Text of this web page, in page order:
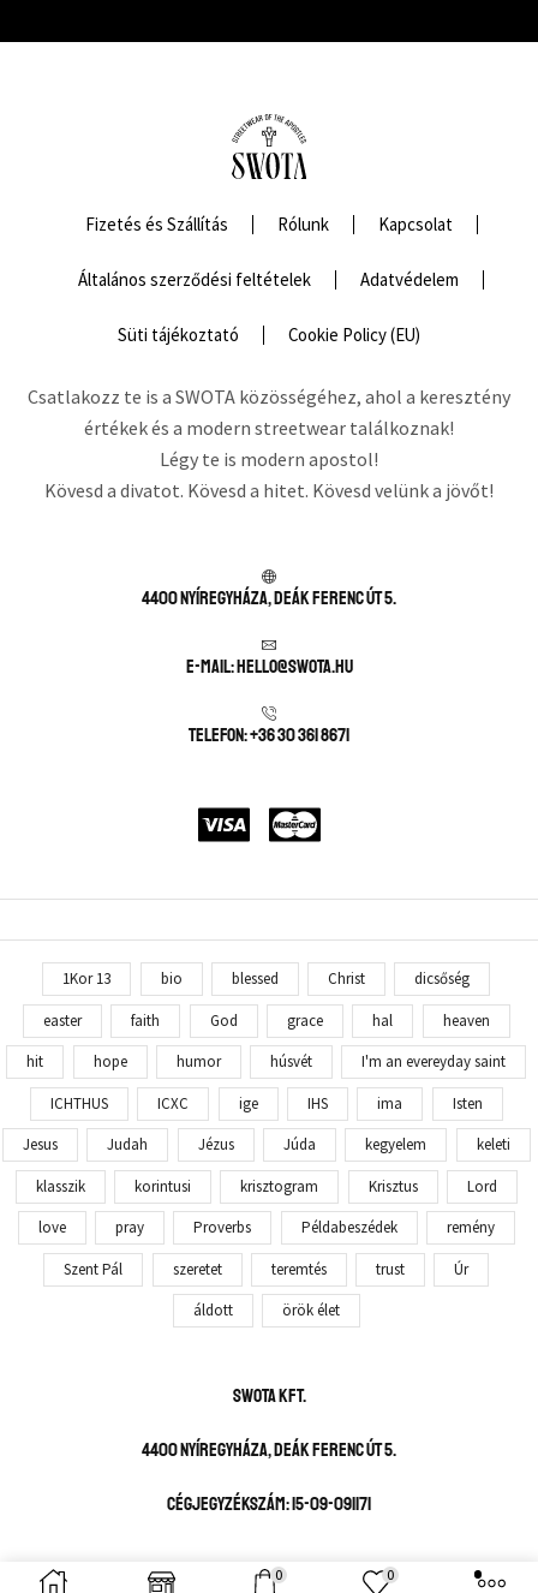
Fizetés és Szállítás Rólunk Kapcsolat
Általános szerződési feltételek Adatvédelem
Süti tájékoztató Cookie Policy (EU)
Csatlakozz te is a SWOTA közösségéhez, ahol a keresztény
értékek és a modern streetwear találkoznak!
Légy te is modern apostol!
Kövesd a divatot. Kövesd a hitet. Kövesd velünk a jövőt!
4400 Nyíregyháza, Deák Ferenc út 5.
E-mail: hello@swota.hu
Telefon: +36 30 361 8671
1Kor 13 bio blessed Christ dicsőség
easter faith God grace hal heaven
hit hope humor húsvét I'm an evereyday saint
ICHTHUS ICXC ige IHS ima Isten
Jesus Judah Jézus Júda kegyelem keleti
klasszik korintusi krisztogram Krisztus Lord
love pray Proverbs Példabeszédek remény
Szent Pál szeretet teremtés trust Úr
áldott örök élet
SWOTA KFT.
4400 Nyíregyháza, Deák Ferenc út 5.
Cégjegyzékszám: 15-09-091171
Copyright © 2023 SWOTA – Streetwear of the Apostles
0 0